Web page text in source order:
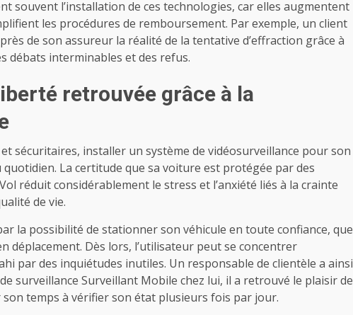
souvent l’installation de ces technologies, car elles augmentent
les procédures de remboursement. Par exemple, un client
de son assureur la réalité de la tentative d’effraction grâce à
débats interminables et des refus.
retrouvée grâce à la
sécuritaires, installer un système de vidéosurveillance pour son
La certitude que sa voiture est protégée par des
réduit considérablement le stress et l’anxiété liés à la crainte
de vie.
la possibilité de stationner son véhicule en toute confiance, que
déplacement. Dès lors, l’utilisateur peut se concentrer
par des inquiétudes inutiles. Un responsable de clientèle a ainsi
surveillance Surveillant Mobile chez lui, il a retrouvé le plaisir de
temps à vérifier son état plusieurs fois par jour.